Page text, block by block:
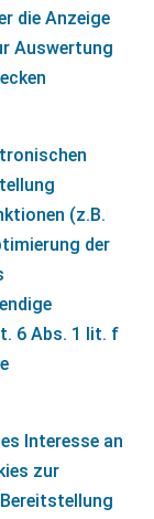
die Anzeige
Auswertung
(z.B.
der
6 Abs. 1 lit. f
Interesse an
zur